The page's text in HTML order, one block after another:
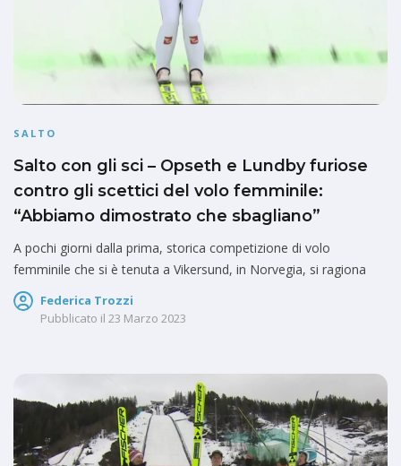
SALTO
Salto con gli sci – Opseth e Lundby furiose
contro gli scettici del volo femminile:
“Abbiamo dimostrato che sbagliano”
A pochi giorni dalla prima, storica competizione di volo
femminile che si è tenuta a Vikersund, in Norvegia, si ragiona
Federica Trozzi
Pubblicato il 23 Marzo 2023